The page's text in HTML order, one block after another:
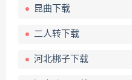
昆曲下载
二人转下载
河北梆子下载